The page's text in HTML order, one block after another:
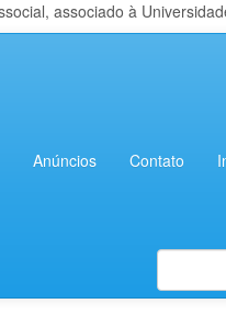
associado à
Anúncios Contato